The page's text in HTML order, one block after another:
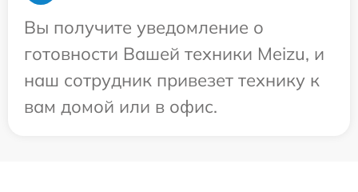
Вы получите уведомление о
готовности Вашей техники Meizu, и
наш сотрудник привезет технику к
вам домой или в офис.